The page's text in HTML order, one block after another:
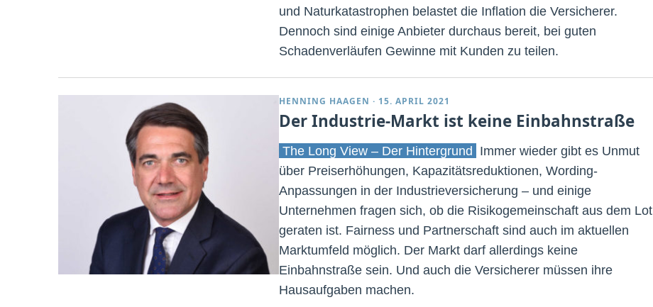
und Naturkatastrophen belastet die Inflation die Versicherer.
Dennoch sind einige Anbieter durchaus bereit, bei guten
Schadenverläufen Gewinne mit Kunden zu teilen.
HENNING HAAGEN · 15. APRIL 2021
Der Industrie-Markt ist keine Einbahnstraße
The Long View – Der Hintergrund Immer wieder gibt es Unmut
über Preiserhöhungen, Kapazitätsreduktionen, Wording-
Anpassungen in der Industrieversicherung – und einige
Unternehmen fragen sich, ob die Risikogemeinschaft aus dem Lot
geraten ist. Fairness und Partnerschaft sind auch im aktuellen
Marktumfeld möglich. Der Markt darf allerdings keine
Einbahnstraße sein. Und auch die Versicherer müssen ihre
Hausaufgaben machen.